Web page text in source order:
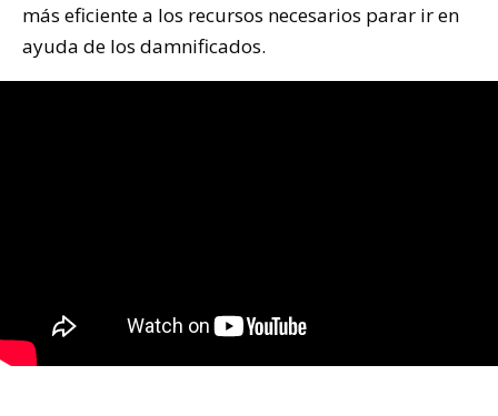
más eficiente a los recursos necesarios parar ir en
ayuda de los damnificados.